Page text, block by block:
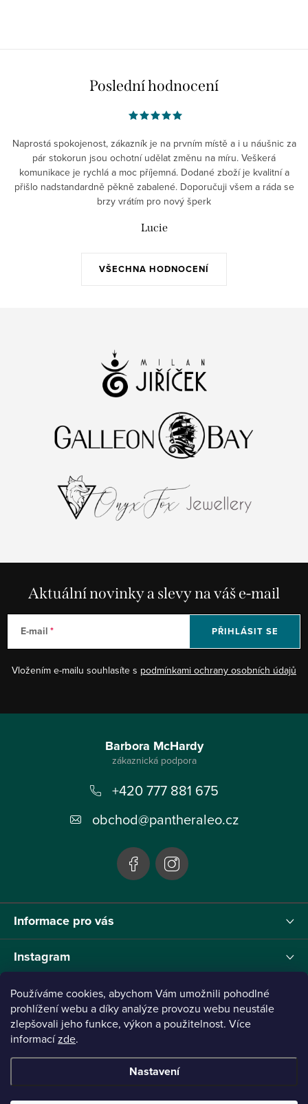
Používáme cookies, abychom Vám umožnili pohodlné
prohlížení webu a díky analýze provozu webu neustále
zlepšovali jeho funkce, výkon a použitelnost. Více
informacízde.
Nastavení
Poslední hodnocení
VŠECHNA HODNOCENÍ
Naprostá spokojenost, zákazník je na prvním místě a i u náušnic za
pár stokorun jsou ochotní udělat změnu na míru. Veškerá
komunikace je rychlá a moc příjemná. Dodané zboží je kvalitní a
přišlo nadstandardně pěkně zabalené. Doporučuji všem a ráda se
brzy vrátím pro nový šperk
Lucie
Aktuální novinky a slevy na váš e-mail
E-mail
Vložením e-mailu souhlasíte s podmínkami ochrany osobních údajů
PŘIHLÁSIT SE
Informace pro vás
Instagram
Barbora McHardy
+420 777 881 675
obchod@pantheraleo.cz
Tento projekt byl realizován pod reg.č. 0380001205 s názvem Panthera Leo
zaměřený na inovaci webu a marketingových nástrojů financovaný Evropskou Unií -